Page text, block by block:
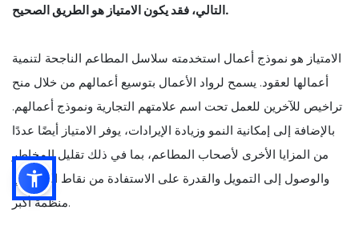
التالي، فقد يكون الامتياز هو الطريق الصحيح.
الامتياز هو نموذج أعمال استخدمته سلاسل المطاعم الناجحة لتنمية
أعمالها لعقود. يسمح لرواد الأعمال بتوسيع أعمالهم من خلال منح
تراخيص للآخرين للعمل تحت اسم علامتهم التجارية ونموذج أعمالهم.
بالإضافة إلى إمكانية النمو وزيادة الإيرادات، يوفر الامتياز أيضًا عددًا
من المزايا الأخرى لأصحاب المطاعم، بما في ذلك تقليل المخاطر
والوصول إلى التمويل والقدرة على الاستفادة من نقاط القوة في
منظمة أكبر.